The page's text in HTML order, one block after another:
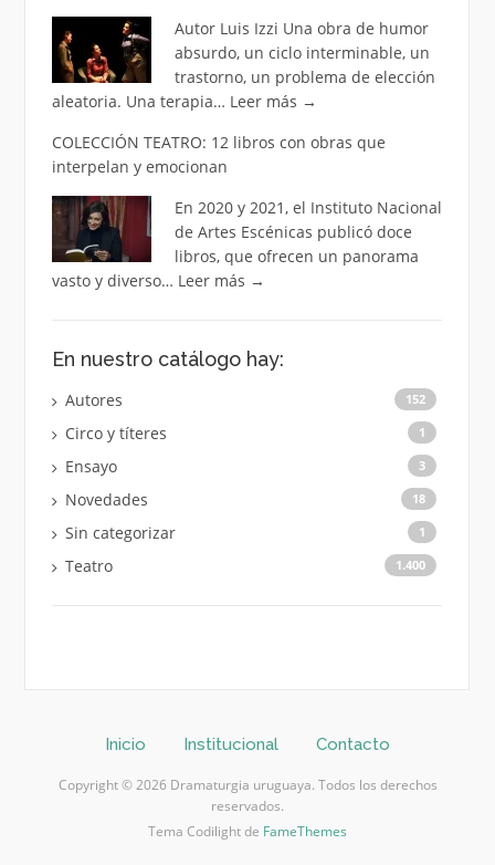
Autor Luis Izzi Una obra de humor
absurdo, un ciclo interminable, un
trastorno, un problema de elección
aleatoria. Una terapia… Leer más →
COLECCIÓN TEATRO: 12 libros con obras que
interpelan y emocionan
En 2020 y 2021, el Instituto Nacional
de Artes Escénicas publicó doce
libros, que ofrecen un panorama
vasto y diverso… Leer más →
En nuestro catálogo hay:
Autores 152
Circo y títeres 1
Ensayo 3
Novedades 18
Sin categorizar 1
Teatro 1.400
Inicio Institucional Contacto
Copyright © 2026 Dramaturgia uruguaya. Todos los derechos
reservados.
Tema Codilight de FameThemes